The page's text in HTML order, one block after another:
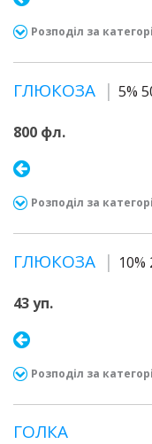
Розподіл за
ГЛЮКОЗА 5%
800 фл.
Розподіл за
ГЛЮКОЗА
43 уп.
Розподіл за
ГОЛКА